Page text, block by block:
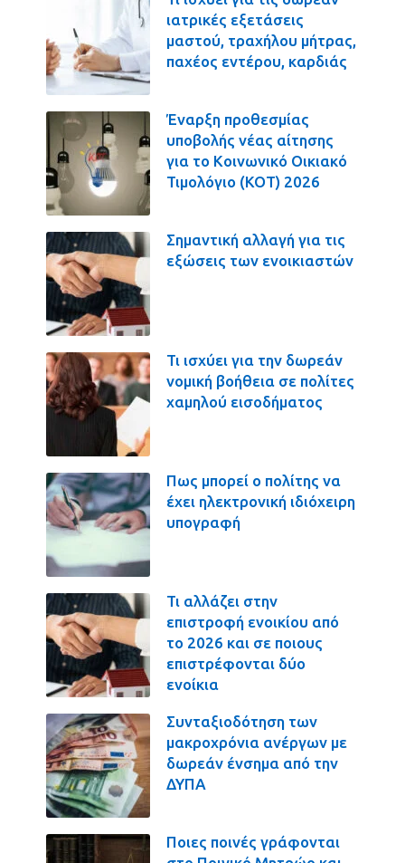
ιατρικές εξετάσεις
μαστού, τραχήλου μήτρας,
παχέος εντέρου, καρδιάς
Έναρξη προθεσμίας
υποβολής νέας αίτησης
για το Κοινωνικό Οικιακό
Τιμολόγιο (ΚΟΤ) 2026
Σημαντική αλλαγή για τις
εξώσεις των ενοικιαστών
Τι ισχύει για την δωρεάν
νομική βοήθεια σε πολίτες
χαμηλού εισοδήματος
Πως μπορεί ο πολίτης να
έχει ηλεκτρονική ιδιόχειρη
υπογραφή
Τι αλλάζει στην
επιστροφή ενοικίου από
το 2026 και σε ποιους
επιστρέφονται δύο
ενοίκια
Συνταξιοδότηση των
μακροχρόνια ανέργων με
δωρεάν ένσημα από την
ΔΥΠΑ
Ποιες ποινές γράφονται